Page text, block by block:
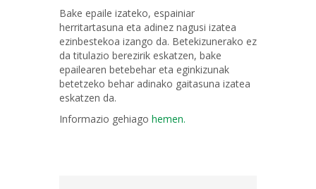
Bake epaile izateko, espainiar
herritartasuna eta adinez nagusi izatea
ezinbestekoa izango da. Betekizunerako ez
da titulazio berezirik eskatzen, bake
epailearen betebehar eta eginkizunak
betetzeko behar adinako gaitasuna izatea
eskatzen da.
Informazio gehiago hemen.